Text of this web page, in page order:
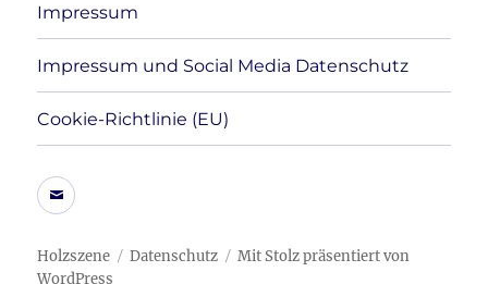
Impressum
Impressum und Social Media Datenschutz
Cookie-Richtlinie (EU)
E-
Holzszene Datenschutz
Mit Stolz präsentiert von
WordPress